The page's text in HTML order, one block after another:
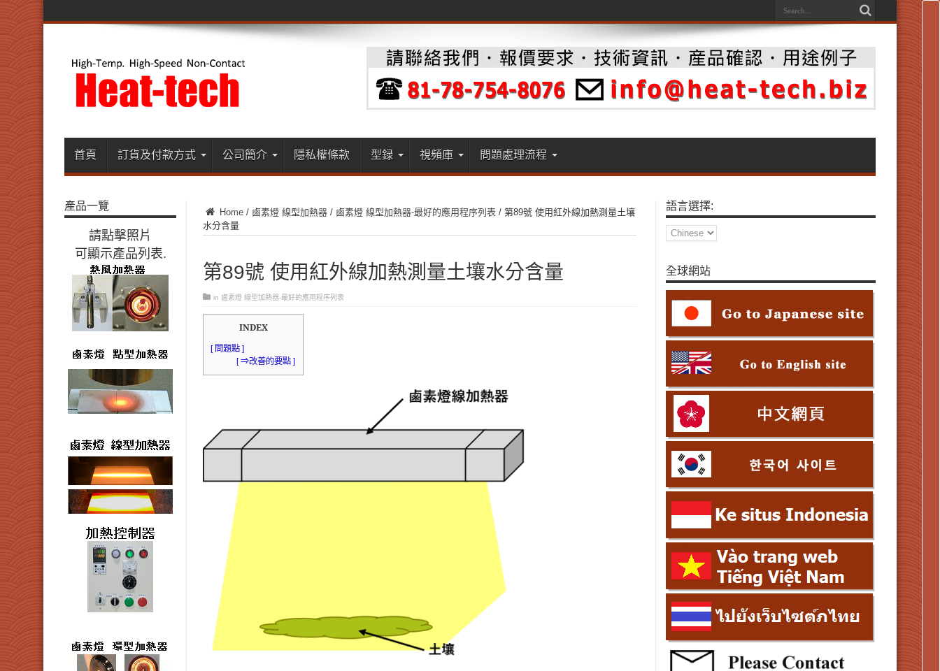
首頁 訂貨及付款方式 公司簡介 隱私權條款 型録 視頻庫 問題處理流程
Home / 鹵素燈 線型加熱器 / 鹵素燈 線型加熱器-最好的應用程序列表 / 第89號 使用紅外線加熱測量土壤
水分含量
第89號 使用紅外線加熱測量土壤水分含量
in 鹵素燈 線型加熱器-最好的應用程序列表
INDEX
[ 問題點 ]
[ ⇒改善的要點 ]
產品一覽
請點擊照片
可顯示產品列表.
語言選擇:
全球網站